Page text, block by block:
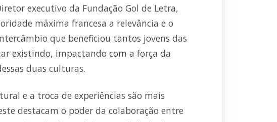
executivo da Fundação Gol de Letra,
máxima francesa a relevância e o
que beneficiou tantos jovens das
existindo, impactando com a força da
duas culturas.
e a troca de experiências são mais
destacam o poder da colaboração entre